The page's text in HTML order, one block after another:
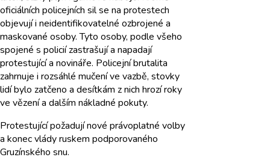
oficiálních policejních sil se na protestech
objevují i neidentifikovatelné ozbrojené a
maskované osoby. Tyto osoby, podle všeho
spojené s policií zastrašují a napadají
protestující a novináře. Policejní brutalita
zahrnuje i rozsáhlé mučení ve vazbě, stovky
lidí bylo zatčeno a desítkám z nich hrozí roky
ve vězení a dalším nákladné pokuty.
Protestující požadují nové právoplatné volby
a konec vlády ruskem podporovaného
Gruzínského snu.